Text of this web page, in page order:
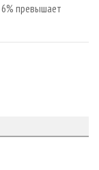
превышает